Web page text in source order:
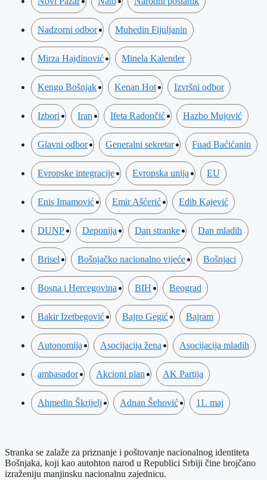
Nadzorni odbor Muhedin Fijuljanin
Mirza Hajdinović Minela Kalender
Kengo Bošnjak Kenan Hot Izvršni odbor
Izbori Iran Ifeta Radončić Hazbo Mujović
Glavni odbor Generalni sekretar Fuad Baćićanin
Evropske integracije Evropska unija EU
Enis Imamović Emir Ašćerić Edib Kajević
DUNP Deponija Dan stranke Dan mladih
Brisel Bošnjačko nacionalno vijeće Bošnjaci
Bosna i Hercegovina BIH Beograd
Bakir Izetbegović Bajro Gegić Bajram
Autonomija Asocijacija žena Asocijacija mladih
ambasador Akcioni plan AK Partija
Ahmedin Škrijelj Adnan Šehović 11. maj
Stranka se zalaže za priznanje i poštovanje nacionalnog identiteta
Bošnjaka, koji kao autohton narod u Republici Srbiji čine brojčano
izraženiju manjinsku nacionalnu zajednicu.